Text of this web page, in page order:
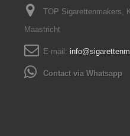
TOP Sigarettenmakers,
Maastricht
E-mail:
Contact via Whatsapp